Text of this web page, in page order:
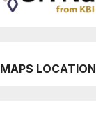
MAPS LOCATION